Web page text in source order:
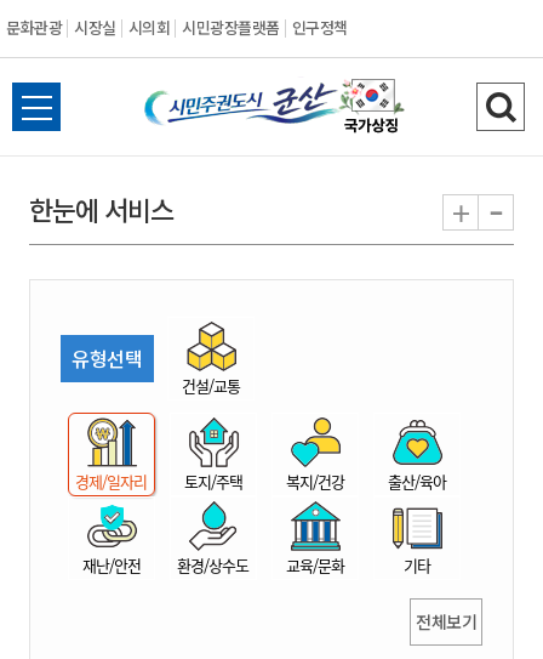
문화관광 시장실 시의회 시민광장플랫폼 인구정책
시
민
권
시
산
전
체
뉴
열
검
색
기
한눈에 서비스 + -
유형선택
건설/교통
경제/일자리 토지/주택 복지/건강 출산/육아
재난/안전 환경/상수도 교육/문화 기타
전체보기